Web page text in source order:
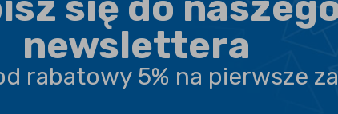
hamulcowych.
dalej
newslettera
rabatowy 5% na pierwsze